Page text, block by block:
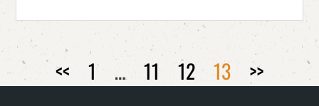
<< 1 … 11 12 13 >>